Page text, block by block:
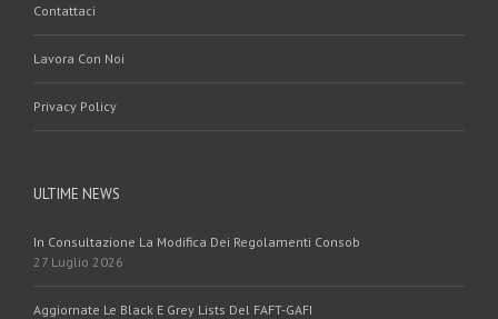
Contattaci
Lavora Con Noi
Privacy Policy
ULTIME NEWS
In Consultazione La Modifica Dei Regolamenti Consob
27 Luglio 2026
Aggiornate Le Black E Grey Lists Del FAFT-GAFI